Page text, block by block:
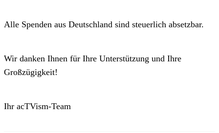
Alle Spenden aus Deutschland sind steuerlich absetzbar.
Wir danken Ihnen für Ihre Unterstützung und Ihre
Großzügigkeit!
Ihr acTVism-Team